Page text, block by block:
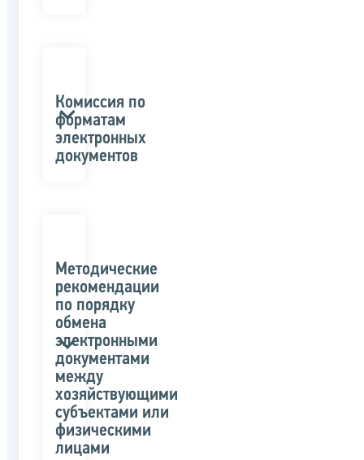
Комиссия по
форматам
электронных
документов
Методические
рекомендации
по порядку
обмена
электронными
документами
между
хозяйствующими
субъектами или
физическими
лицами